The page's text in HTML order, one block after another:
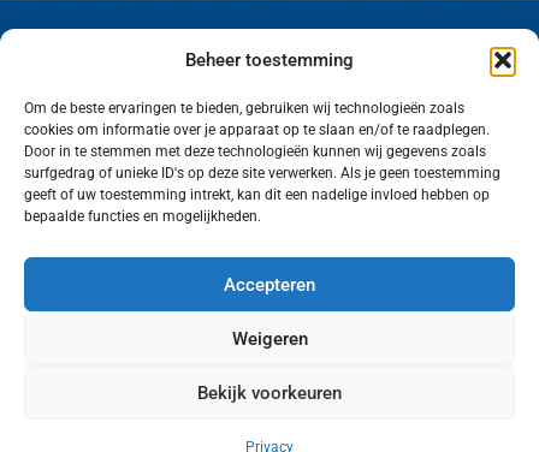
Beheer toestemming
Om de beste ervaringen te bieden, gebruiken wij technologieën zoals
cookies om informatie over je apparaat op te slaan en/of te raadplegen.
Door in te stemmen met deze technologieën kunnen wij gegevens zoals
surfgedrag of unieke ID's op deze site verwerken. Als je geen toestemming
geeft of uw toestemming intrekt, kan dit een nadelige invloed hebben op
bepaalde functies en mogelijkheden.
Accepteren
Weigeren
Bekijk voorkeuren
Privacy
Volg ons (hierboven) op social media!
Wij van FranekerActueel.nl verzorgen het nieuws